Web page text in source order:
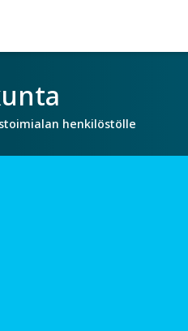
henkilöstölle